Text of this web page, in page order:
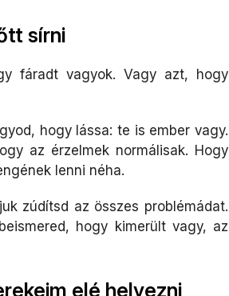
sírni
fáradt vagyok. Vagy azt, hogy
hogy lássa: te is ember vagy.
az érzelmek normálisak. Hogy
lenni néha.
zúdítsd az összes problémádat.
hogy kimerült vagy, az
elé helyezni